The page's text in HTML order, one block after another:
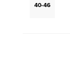
40-46